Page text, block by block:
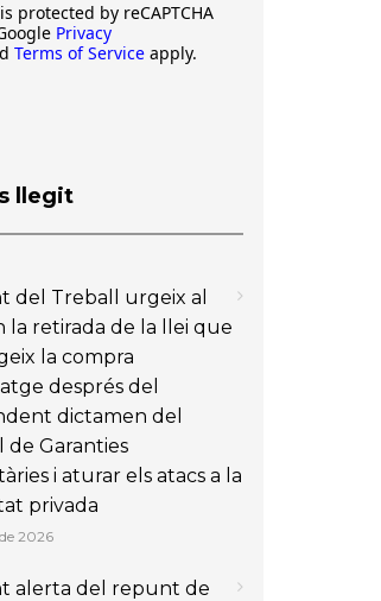
protected by reCAPTCHA
Privacy
Terms of Service apply.
llegit
del Treball urgeix al
la retirada de la llei que
la compra
després del
dictamen del
de Garanties
i aturar els atacs a la
privada
2026
alerta del repunt de